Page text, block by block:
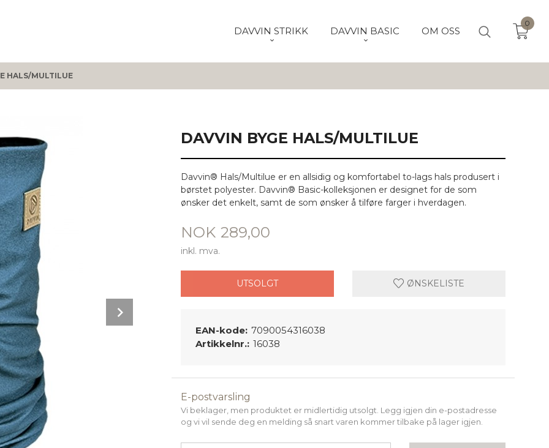
DAVVIN STRIKK DAVVIN BASIC OM OSS
0
HALS/MULTILUE
DAVVIN BYGE HALS/MULTILUE
Davvin® Hals/Multilue er en allsidig og komfortabel to-lags hals produsert i
børstet polyester. Davvin® Basic-kolleksjonen er designet for de som
ønsker det enkelt, samt de som ønsker å tilføre farger i hverdagen.
Pris
NOK 289,00
inkl. mva.
UTSOLGT ØNSKELISTE
EAN-kode: 7090054316038
Artikkelnr.: 16038
E-postvarsling
Vi beklager, men produktet er midlertidig utsolgt. Legg igjen din e-postadresse
og vi vil sende deg en melding så snart varen kommer tilbake på lager igjen.